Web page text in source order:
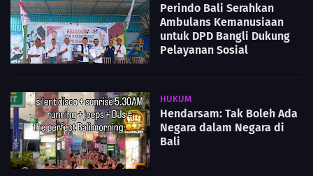
Perindo Bali Serahkan
Ambulans Kemanusiaan
untuk DPD Bangli Dukung
Pelayanan Sosial
HUKUM
Hendarsam: Tak Boleh Ada
Negara dalam Negara di
Bali